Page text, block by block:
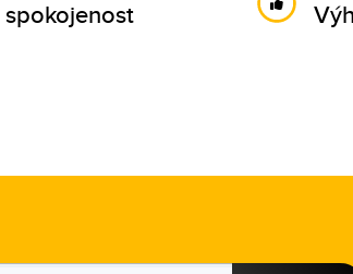
spokojenost